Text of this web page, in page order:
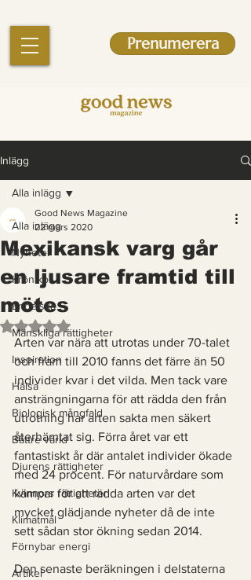
Prenumerera
Inlägg
Alla inlägg
Nyheter
Krönikor
Engelska
Mänskliga rättigheter
Inspiration
Hälsa
Biologisk mångfald
Bättre värld
Djurens rättigheter
Kvinnors rättigheter
Klimatmål
Förnybar energi
Artikel
Alla inlägg
Mexikansk varg går
en ljusare framtid till
mötes
Good News Magazine
22 mars 2020
Betygsatt till NaN av 5 stjärnor.
Arten var nära att utrotas under 70-talet
och fram till 2010 fanns det färre än 50
individer kvar i det vilda. Men tack vare
ansträngningarna för att rädda den från
utrotning har arten sakta men säkert
återhämtat sig. Förra året var ett
fantastiskt år där antalet individer ökade
med 24 procent. För naturvårdare som
kämpar för att rädda arten var det
mycket glädjande nyheter då de inte
sett sådan stor ökning sedan 2014.
Den senaste beräkningen i delstaterna